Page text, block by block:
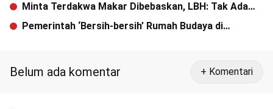
Minta Terdakwa Makar Dibebaskan, LBH: Tak Ada
Bukti Penghasutan
Pemerintah ‘Bersih-bersih’ Rumah Budaya di
Belum ada komentar + Komentari